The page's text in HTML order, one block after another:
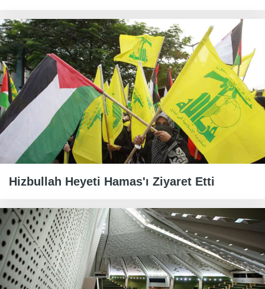
Hizbullah Heyeti Hamas'ı Ziyaret Etti